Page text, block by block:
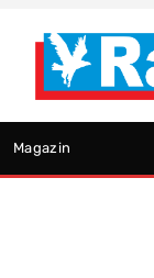
Magazin